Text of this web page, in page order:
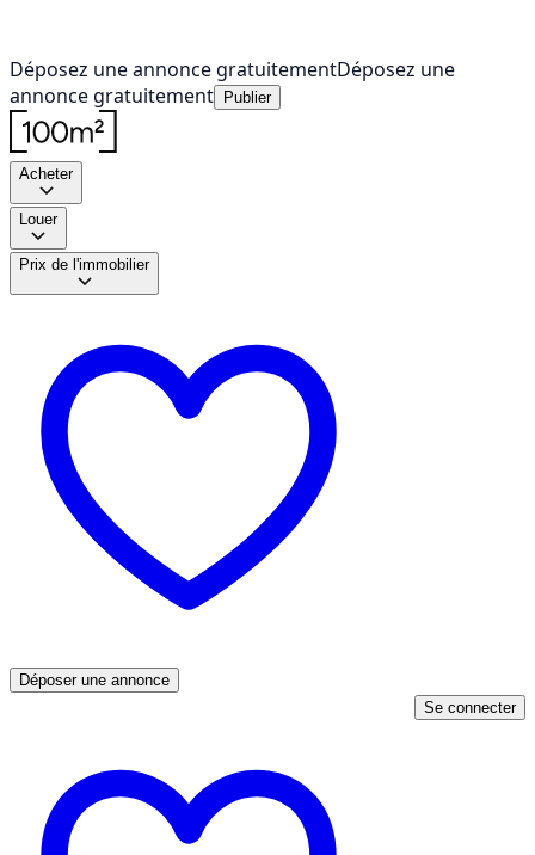
Déposez une annonce gratuitementDéposez une
annonce gratuitement
Publier
Acheter
Louer
Prix de l'immobilier
Déposer une annonce
Se connecter